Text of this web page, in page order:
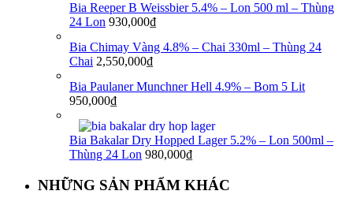
Bia Reeper B Weissbier 5.4% – Lon 500 ml – Thùng
24 Lon 930,000₫
Bia Chimay Vàng 4.8% – Chai 330ml – Thùng 24
Chai 2,550,000₫
Bia Paulaner Munchner Hell 4.9% – Bom 5 Lit
950,000₫
Bia Bakalar Dry Hopped Lager 5.2% – Lon 500ml –
Thùng 24 Lon 980,000₫
NHỮNG SẢN PHẨM KHÁC